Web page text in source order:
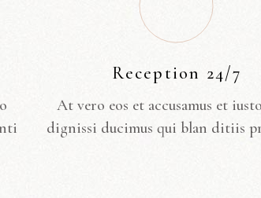
Reception 24/7
At vero eos et accusamus et
dignissi ducimus qui blan ditiis